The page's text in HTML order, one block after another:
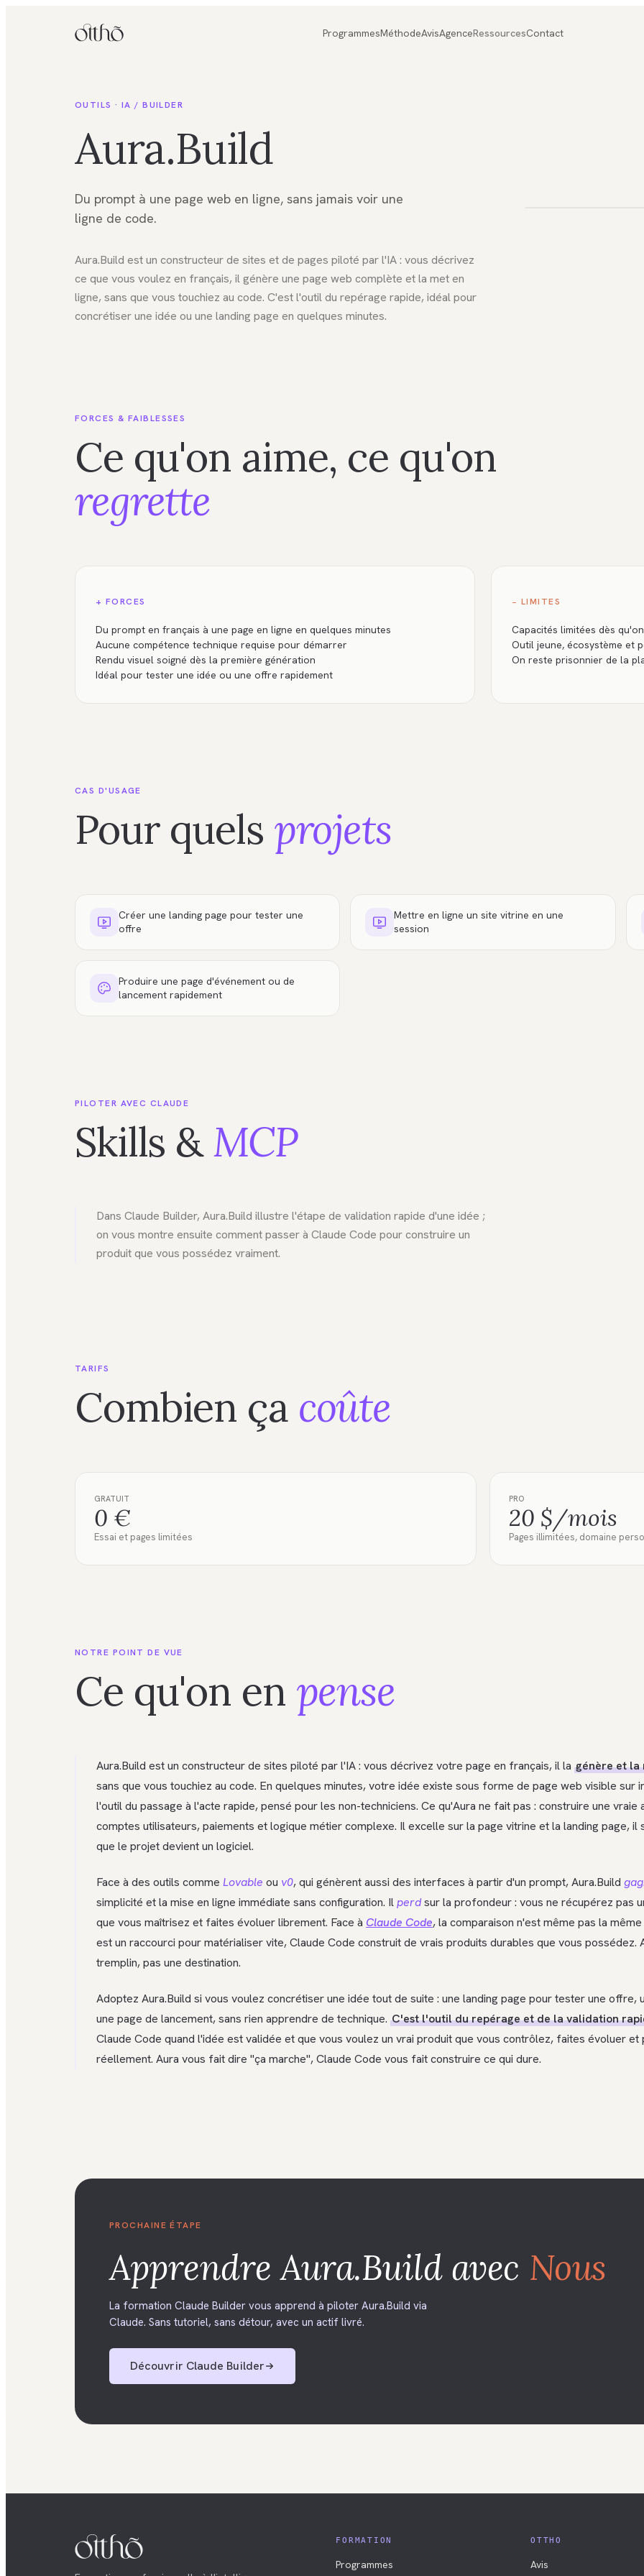
ProgrammesMéthodeAvisAgenceRessourcesContact
OUTILS · IA / BUILDER
Aura.Build
Du prompt à une page web en ligne, sans jamais voir une
ligne de code.
Aura.Build est un constructeur de sites et de pages piloté par l'IA : vous décrivez
ce que vous voulez en français, il génère une page web complète et la met en
ligne, sans que vous touchiez au code. C'est l'outil du repérage rapide, idéal pour
concrétiser une idée ou une landing page en quelques minutes.
FORCES & FAIBLESSES
Ce qu'on aime, ce qu'on
regrette
+ FORCES
Du prompt en français à une page en ligne en quelques minutes
Aucune compétence technique requise pour démarrer
Rendu visuel soigné dès la première génération
Idéal pour tester une idée ou une offre rapidement
− LIMITES
Capacités limitées dès
Outil jeune, écosystème et
On reste prisonnier de la
CAS D'USAGE
Pour quels projets
Créer une landing page pour tester une
offre
Mettre en ligne un site vitrine en une
session
Produire une page d'événement ou de
lancement rapidement
PILOTER AVEC CLAUDE
Skills &MCP
Dans Claude Builder, Aura.Build illustre l'étape de validation rapide d'une idée ;
on vous montre ensuite comment passer à Claude Code pour construire un
produit que vous possédez vraiment.
TARIFS
Combien ça coûte
GRATUIT
0 €
Essai et pages limitées
PRO
20 $/mois
Pages illimitées, domaine
NOTRE POINT DE VUE
Ce qu'on en pense
Aura.Build est un constructeur de sites piloté par l'IA : vous décrivez votre page en français, il la génère et la
sans que vous touchiez au code. En quelques minutes, votre idée existe sous forme de page web visible sur
l'outil du passage à l'acte rapide, pensé pour les non-techniciens. Ce qu'Aura ne fait pas : construire une vraie
comptes utilisateurs, paiements et logique métier complexe. Il excelle sur la page vitrine et la landing page, il
que le projet devient un logiciel.
Face à des outils comme Lovable ou v0, qui génèrent aussi des interfaces à partir d'un prompt, Aura.Build
simplicité et la mise en ligne immédiate sans configuration. Ilperdsur la profondeur : vous ne récupérez pas
que vous maîtrisez et faites évoluer librement. Face à Claude Code, la comparaison n'est même pas la
est un raccourci pour matérialiser vite, Claude Code construit de vrais produits durables que vous possédez.
tremplin, pas une destination.
Adoptez Aura.Build si vous voulez concrétiser une idée tout de suite : une landing page pour tester une offre,
une page de lancement, sans rien apprendre de technique. C'est l'outil du repérage et de la validation
Claude Code quand l'idée est validée et que vous voulez un vrai produit que vous contrôlez, faites évoluer et
réellement. Aura vous fait dire "ça marche", Claude Code vous fait construire ce qui dure.
PROCHAINE ÉTAPE
ApprendreAura.Buildavec Nous
La formation Claude Builder vous apprend à piloter Aura.Build via
Claude. Sans tutoriel, sans détour, avec un actif livré.
Découvrir Claude Builder
FORMATION
Programmes
OTTHO
Avis